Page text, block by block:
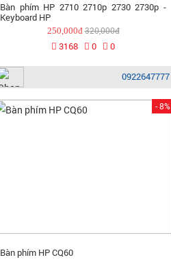
Bàn phím HP 2710 2710p 2730 2730p -
Keyboard HP
250,000đ320,000đ
3168 0 0
0922647777
- 8%
Bàn phím HP CQ60